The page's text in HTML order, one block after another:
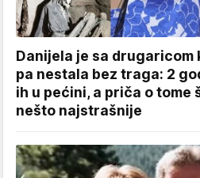
Danijela je sa drugaricom
pa nestala bez traga: 2
ih u pećini, a priča o tome
nešto najstrašnije